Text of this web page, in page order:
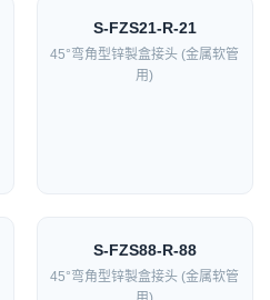
S-FZS21-R-21
45°弯角型锌製盒接头 (金属软管
用)
S-FZS88-R-88
45°弯角型锌製盒接头 (金属软管